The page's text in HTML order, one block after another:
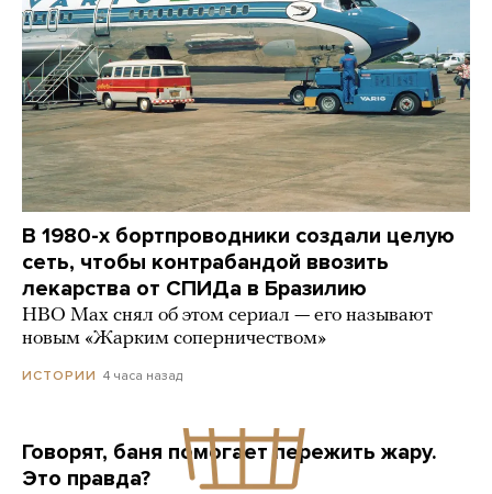
В 1980-х бортпроводники создали целую
сеть, чтобы контрабандой ввозить
лекарства от СПИДа в Бразилию
HBO Max снял об этом сериал — его называют
новым «Жарким соперничеством»
ИСТОРИИ 4 часа назад
Говорят, баня помогает пережить жару.
Это правда?